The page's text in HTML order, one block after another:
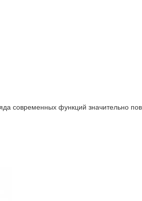
современных функций значительно